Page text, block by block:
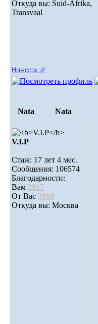
Откуда вы: Suid-Afrika,
Transvaal
Наверх ⮵
Nata Nata
V.I.Р
Стаж: 17 лет 4 мес.
Сообщения: 106574
Благодарности:
Вам 2817
От Вас 3800
Откуда вы: Москва